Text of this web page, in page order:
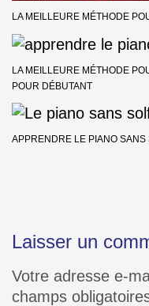
LA MEILLEURE MÉTHODE
LA MEILLEURE MÉTHODE
POUR DÉBUTANT
APPRENDRE LE PIANO SANS
Laisser un
Votre adresse e-
champs